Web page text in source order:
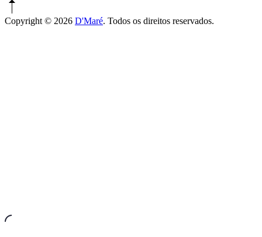
Copyright © 2026 D'Maré. Todos os direitos reservados.